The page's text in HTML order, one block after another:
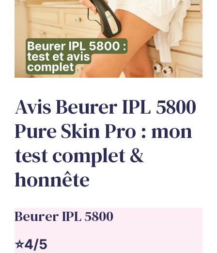
Avis Beurer IPL 5800
Pure Skin Pro : mon
test complet &
honnête
Beurer IPL 5800
⭐4/5